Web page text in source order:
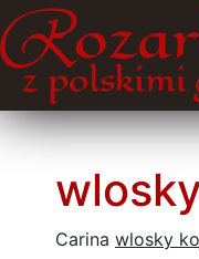
Carina wlosky